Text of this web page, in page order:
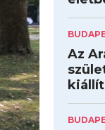
Az